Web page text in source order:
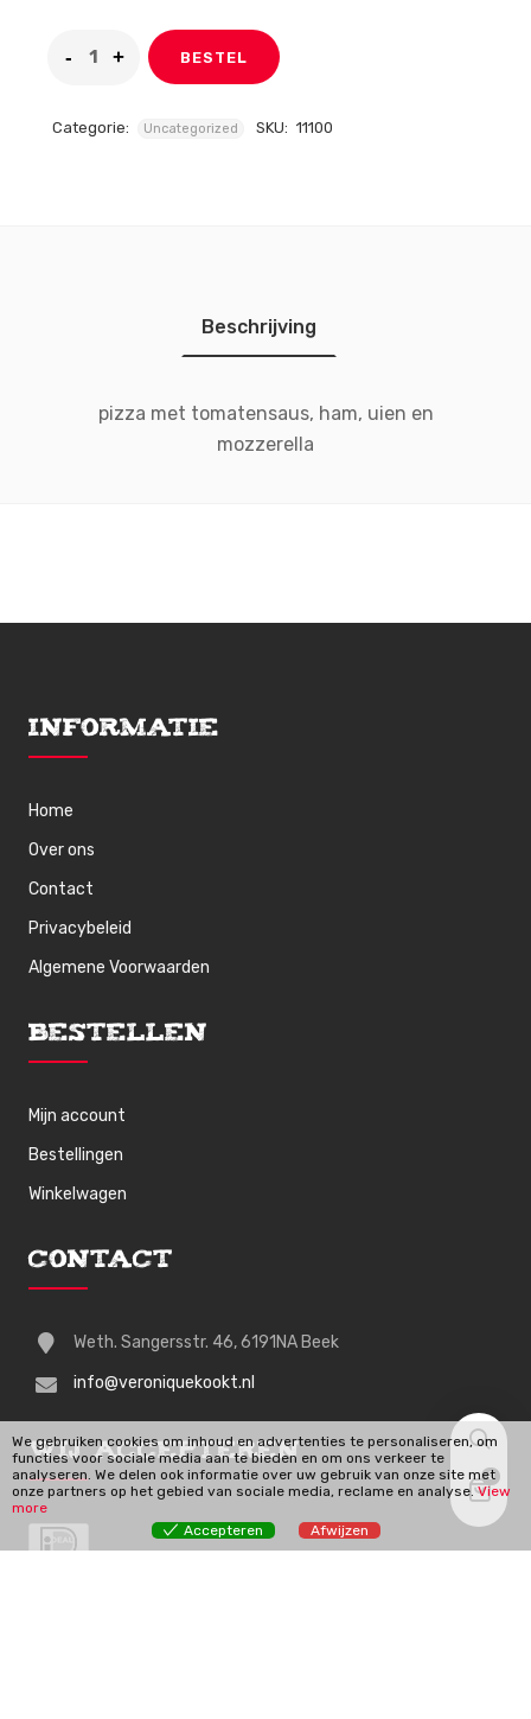
0
BESTEL
Categorie: Uncategorized SKU: 11100
Beschrijving
pizza met tomatensaus, ham, uien en
mozzerella
Informatie
Home
Over ons
Contact
Privacybeleid
Algemene Voorwaarden
Bestellen
Mijn account
Bestellingen
Winkelwagen
Contact
Weth. Sangersstr. 46, 6191NA Beek
info@veroniquekookt.nl
Wij Accepteren
We gebruiken cookies om inhoud en advertenties te personaliseren, om
functies voor sociale media aan te bieden en om ons verkeer te
analyseren. We delen ook informatie over uw gebruik van onze site met
onze partners op het gebied van sociale media, reclame en analyse.View
more
Accepteren
Afwijzen